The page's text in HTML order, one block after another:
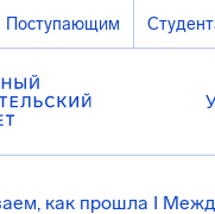
Поступающим
как прошла I